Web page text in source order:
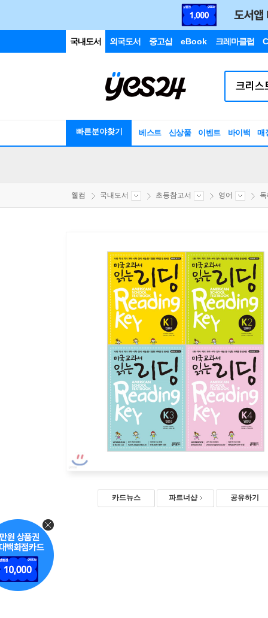
국내도서 외국도서 중고샵 eBook 크레마클럽
빠른분야찾기 베스트 신상품 이벤트 바이백 매
웰컴 국내도서 초등참고서 영어
카드뉴스 파트너샵 공유하기